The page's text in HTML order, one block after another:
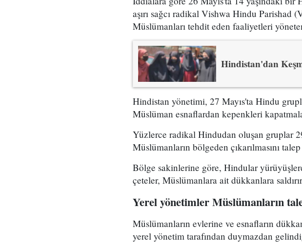
aşırı sağcı radikal Vishwa Hindu Parishad
Müslümanları tehdit eden faaliyetleri
Hindistan'dan
Hindistan yönetimi, 27 Mayıs'ta Hindu
Müslüman esnaflardan kepenkleri
Yüzlerce radikal Hindudan oluşan gruplar
Müslümanların bölgeden çıkarılmasını
Bölge sakinlerine göre, Hindular
çeteler, Müslümanlara ait dükkanlara
Yerel yönetimler Müslümanların
Müslümanların evlerine ve esnafların
yerel yönetim tarafından duymazdan